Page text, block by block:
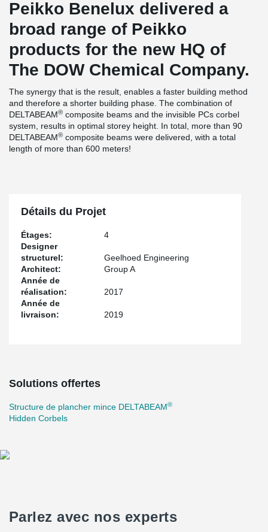
Peikko Benelux delivered a
broad range of Peikko
products for the new HQ of
The DOW Chemical Company.
The synergy that is the result, enables a faster building method
and therefore a shorter building phase. The combination of
DELTABEAM® composite beams and the invisible PCs corbel
system, results in optimal storey height. In total, more than 90
DELTABEAM® composite beams were delivered, with a total
length of more than 600 meters!
Détails du Projet
Étages:
4
Designer
structurel:
Geelhoed Engineering
Architect:
Group A
Année de
réalisation:
2017
Année de
livraison:
2019
Solutions offertes
Structure de plancher mince DELTABEAM®
Hidden Corbels
Parlez avec nos experts